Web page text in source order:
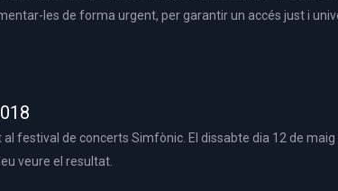
les de forma urgent, per garantir un accés just i
festival de concerts Simfònic. El dissabte dia 12 de
veure el resultat.